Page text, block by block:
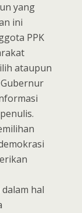
yang
ini
PPK
ataupun
hal